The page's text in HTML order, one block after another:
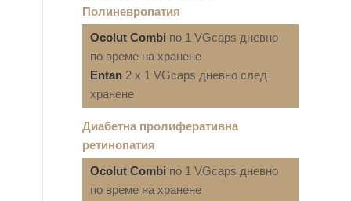
Полиневропатия
Ocolut Combi по 1 VGcaps дневно
по време на хранене
Entan 2 x 1 VGcaps дневно след
хранене
Диабетна пролиферативна
ретинопатия
Ocolut Combi по 1 VGcaps дневно
по време на хранене